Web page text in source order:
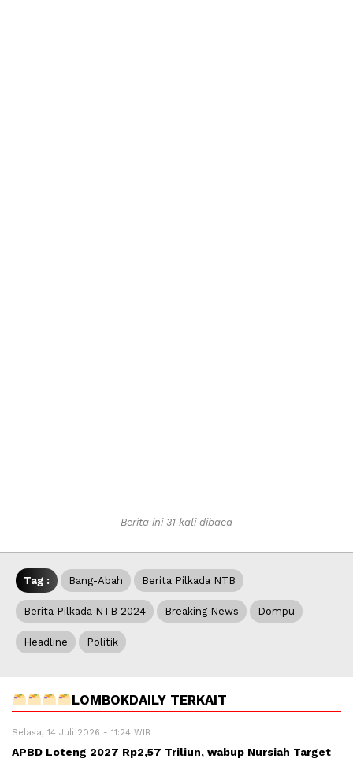
Berita ini 31 kali dibaca
Tag : Bang-Abah Berita Pilkada NTB
Berita Pilkada NTB 2024 Breaking News Dompu
Headline Politik
LOMBOKDAILY TERKAIT
Selasa, 14 Juli 2026 - 11:24 WIB
APBD Loteng 2027 Rp2,57 Triliun, wabup Nursiah Target